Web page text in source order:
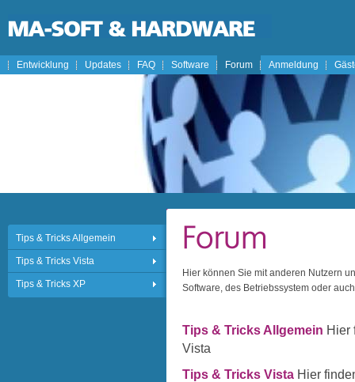
Entwicklung Updates FAQ Software Forum Anmeldung
Tips & Tricks Allgemein
Tips & Tricks Vista
Tips & Tricks XP
Hier können Sie mit anderen Nutzern
Software, des Betriebssystem oder
Tips & Tricks Allgemein Hier
Vista
Tips & Tricks Vista Hier